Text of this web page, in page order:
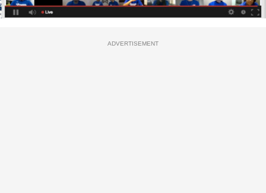
ADVERTISEMENT